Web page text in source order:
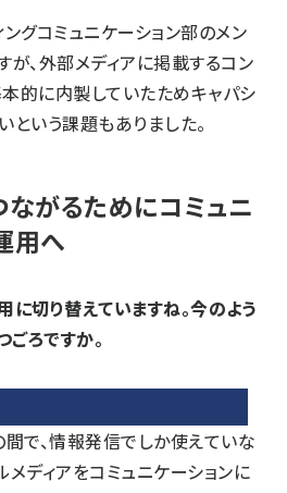
ングコミュニケーション部のメン
が、外部メディアに掲載するコン
的に内製していたためキャパシ
という課題もありました。
ながるためにコミュニ
用へ
に切り替えていますね。今のよう
ろですか。
間で、情報発信でしか使えていな
メディアをコミュニケーションに